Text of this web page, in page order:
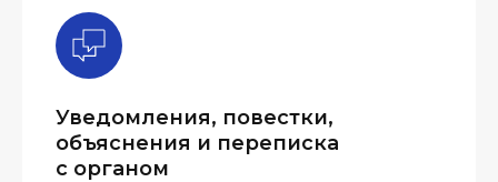
Уведомления, повестки,
объяснения и переписка
с органом